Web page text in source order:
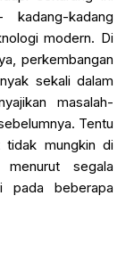
kadang
modern. Di
perkembangan
sekali dalam
masalah-
Tentu
mungkin di
segala
pada beberapa